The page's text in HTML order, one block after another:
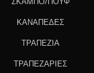
ΣΚΑΜΠΟ/ΠΟΥΦ
ΚΑΝΑΠΕΔΕΣ
ΤΡΑΠΕΖΙΑ
ΤΡΑΠΕΖΑΡΙΕΣ